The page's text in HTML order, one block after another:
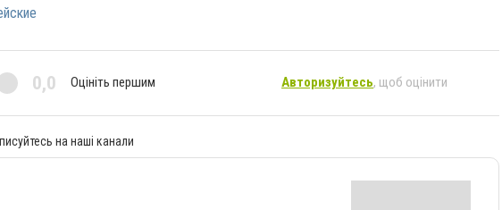
0,0 Оцініть першим Авторизуйтесь, щоб оцінити
на наші канали